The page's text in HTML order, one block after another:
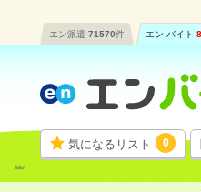
エン派遣 71570件 エン バイト
気になるリスト 0